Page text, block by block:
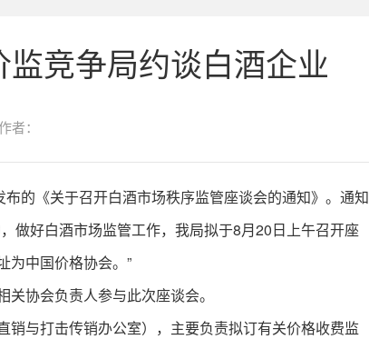
竞争局约谈白酒企业
者：
的《关于召开白酒市场秩序监管座谈会的通知》。通知
做好白酒市场监管工作，我局拟于8月20日上午召开座
为中国价格协会。”
协会负责人参与此次座谈会。
与打击传销办公室），主要负责拟订有关价格收费监